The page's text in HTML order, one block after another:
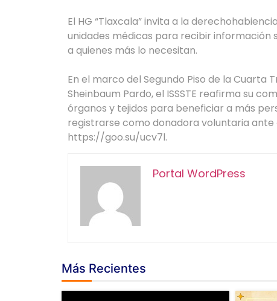
El HG “Tlaxcala” invita a la
unidades médicas para recibir información
a quienes más lo necesitan.
En el marco del Segundo Piso de la
Sheinbaum Pardo, el ISSSTE reafirma su
órganos y tejidos para beneficiar a más
registrarse como donadora voluntaria
https://goo.su/ucv7l.
Portal WordPress
Más Recientes